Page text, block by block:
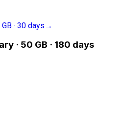
· 30 days →
· 50 GB · 180 days